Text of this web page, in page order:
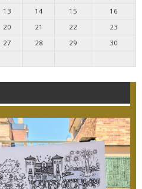
13 14 15
16
20 21 22
23
27 28 29
30